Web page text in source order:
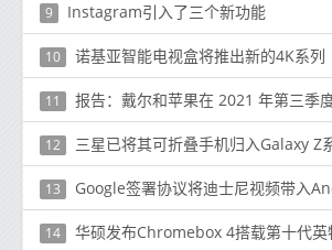
9 Instagram引入了三个新功能
10 诺基亚智能电视盒将推出新的4K系列
11 报告：戴尔和苹果在 2021 年第三季度引
12 三星已将其可折叠手机归入Galaxy Z
13 Google签署协议将迪士尼视频带入
14 华硕发布Chromebox 4搭载第十代英